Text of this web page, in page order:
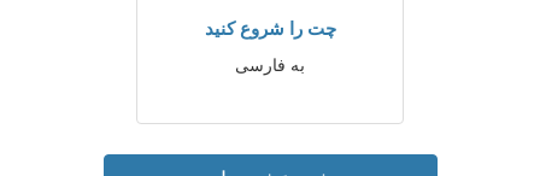
چت را شروع کنید
به فارسی